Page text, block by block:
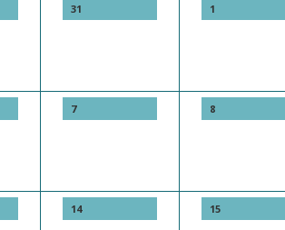
31 1
7 8
14 15